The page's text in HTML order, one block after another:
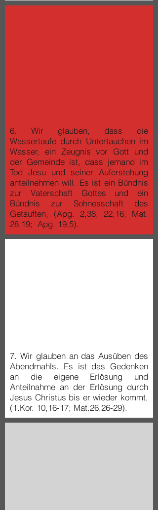
6. Wir glauben, dass die
Wassertaufe durch Untertauchen im
Wasser, ein Zeugnis vor Gott und
der Gemeinde ist, dass jemand im
Tod Jesu und seiner Auferstehung
anteilnehmen will. Es ist ein Bündnis
zur Vaterschaft Gottes und ein
Bündnis zur Sohnesschaft des
Getauften, (Apg. 2,38; 22,16; Mat.
28,19; Apg. 19,5).
7. Wir glauben an das Ausüben des
Abendmahls. Es ist das Gedenken
an die eigene Erlösung und
Anteilnahme an der Erlösung durch
Jesus Christus bis er wieder kommt,
(1.Kor. 10,16-17; Mat.26,26-29).